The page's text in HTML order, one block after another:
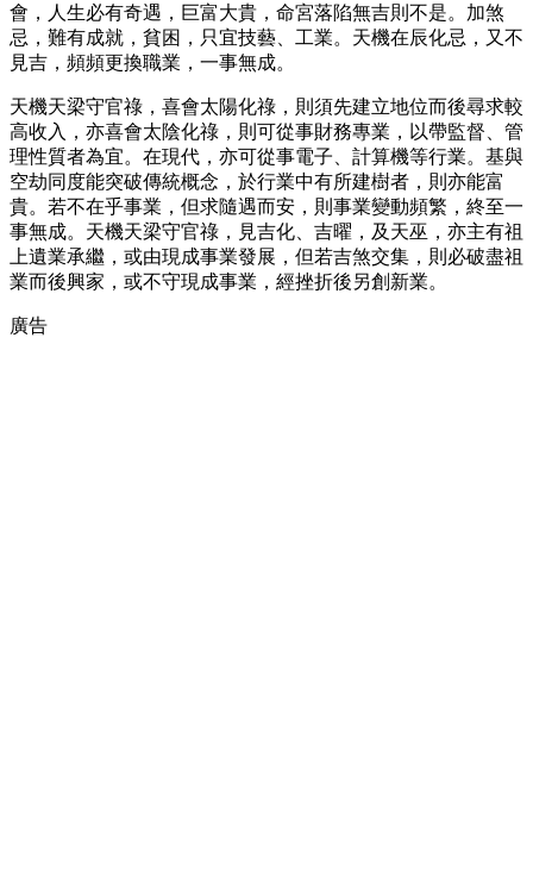
會，人生必有奇遇，巨富大貴，命宮落陷無吉則不是。加煞
忌，難有成就，貧困，只宜技藝、工業。天機在辰化忌，又不
見吉，頻頻更換職業，一事無成。
天機天梁守官祿，喜會太陽化祿，則須先建立地位而後尋求較
高收入，亦喜會太陰化祿，則可從事財務專業，以帶監督、管
理性質者為宜。在現代，亦可從事電子、計算機等行業。基與
空劫同度能突破傳統概念，於行業中有所建樹者，則亦能富
貴。若不在乎事業，但求隨遇而安，則事業變動頻繁，終至一
事無成。天機天梁守官祿，見吉化、吉曜，及天巫，亦主有祖
上遺業承繼，或由現成事業發展，但若吉煞交集，則必破盡祖
業而後興家，或不守現成事業，經挫折後另創新業。
廣告